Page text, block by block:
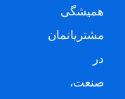
همیشگی
مشتریانمان
در
صنعت،